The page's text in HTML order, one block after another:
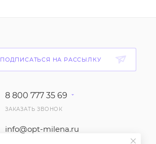
ПОДПИСАТЬСЯ НА РАССЫЛКУ
8 800 777 35 69
ЗАКАЗАТЬ ЗВОНОК
info@opt-milena.ru